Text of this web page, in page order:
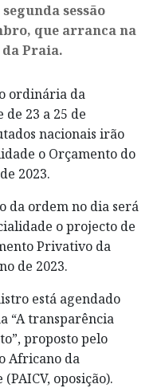
sessão
que arranca na
Praia.
ordinária da
23 a 25 de
nacionais irão
o Orçamento do
2023.
da ordem no dia será
o projecto de
Privativo da
de 2023.
está agendado
“A transparência
proposto pelo
Africano da
oposição).